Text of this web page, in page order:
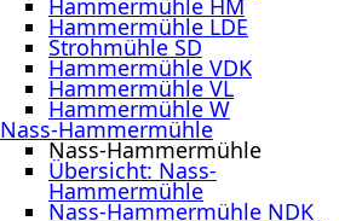
Hammermühle HM
Hammermühle LDE
Strohmühle SD
Hammermühle VDK
Hammermühle VL
Hammermühle W
Nass-Hammermühle
Nass-Hammermühle
Übersicht: Nass-
Hammermühle
Nass-Hammermühle NDK